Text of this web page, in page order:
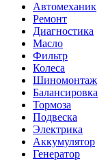
Автомеханик
Ремонт
Диагностика
Масло
Фильтр
Колеса
Шиномонтаж
Балансировка
Тормоза
Подвеска
Электрика
Аккумулятор
Генератор